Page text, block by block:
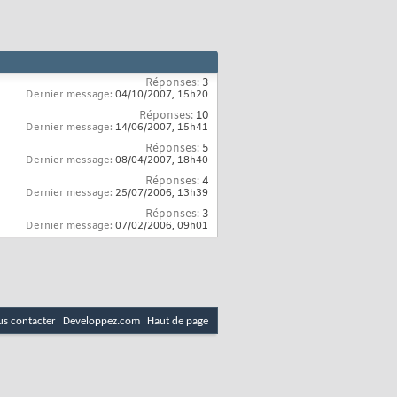
Réponses: 3
Dernier message: 04/10/2007, 15h20
Réponses: 10
Dernier message: 14/06/2007, 15h41
Réponses: 5
Dernier message: 08/04/2007, 18h40
Réponses:4
Dernier message: 25/07/2006, 13h39
Réponses: 3
Dernier message: 07/02/2006, 09h01
contacter Developpez.com Haut de page